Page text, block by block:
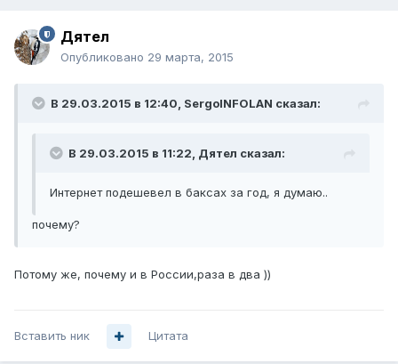
Дятел
Опубликовано 29 марта, 2015
В 29.03.2015 в 12:40, SergoINFOLAN сказал:
В 29.03.2015 в 11:22, Дятел сказал:
Интернет подешевел в баксах за год, я думаю..
почему?
Потому же, почему и в России,раза в два ))
Вставить ник Цитата